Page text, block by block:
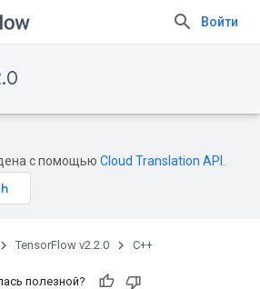
Войти
с помощью Cloud Translation API
TensorFlow v2.2.0 C++
полезной?